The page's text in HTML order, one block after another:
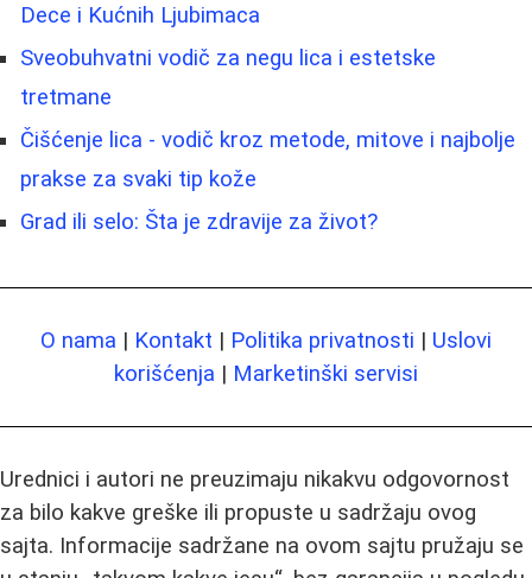
Dece i Kućnih Ljubimaca
Sveobuhvatni vodič za negu lica i estetske
tretmane
Čišćenje lica - vodič kroz metode, mitove i najbolje
prakse za svaki tip kože
Grad ili selo: Šta je zdravije za život?
O nama | Kontakt | Politika privatnosti | Uslovi
korišćenja | Marketinški servisi
Urednici i autori ne preuzimaju nikakvu odgovornost
za bilo kakve greške ili propuste u sadržaju ovog
sajta. Informacije sadržane na ovom sajtu pružaju se